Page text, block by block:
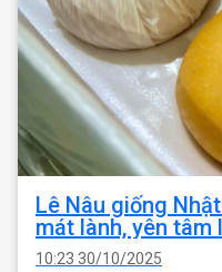
Lê Nâu giống
mát lành, yên tâm
10:23 30/10/2025